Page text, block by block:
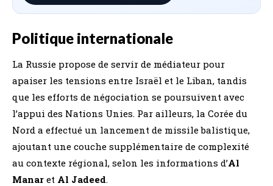
Politique internationale
La Russie propose de servir de médiateur pour
apaiser les tensions entre Israël et le Liban, tandis
que les efforts de négociation se poursuivent avec
l’appui des Nations Unies. Par ailleurs, la Corée du
Nord a effectué un lancement de missile balistique,
ajoutant une couche supplémentaire de complexité
au contexte régional, selon les informations d’Al
Manar et Al Jadeed.